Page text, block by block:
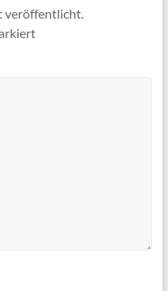
veröffentlicht.